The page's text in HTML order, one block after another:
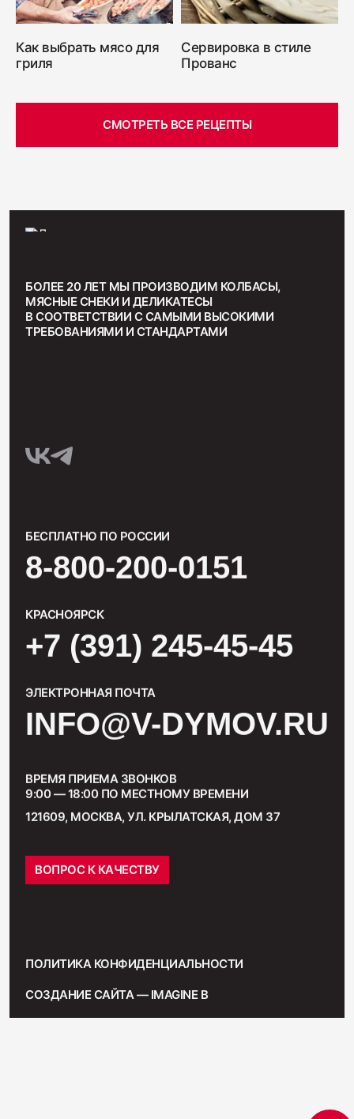
Как выбрать мясо для
гриля
Сервировка в стиле
Прованс
СМОТРЕТЬ ВСЕ РЕЦЕПТЫ
БОЛЕЕ 20 ЛЕТ МЫ ПРОИЗВОДИМ КОЛБАСЫ,
МЯСНЫЕ СНЕКИ И ДЕЛИКАТЕСЫ
В СООТВЕТСТВИИ С САМЫМИ ВЫСОКИМИ
ТРЕБОВАНИЯМИ И СТАНДАРТАМИ
БЕСПЛАТНО ПО РОССИИ
8-800-200-0151
КРАСНОЯРСК
+7 (391) 245-45-45
ЭЛЕКТРОННАЯ ПОЧТА
INFO@V-DYMOV.RU
ВРЕМЯ ПРИЕМА ЗВОНКОВ
9:00 — 18:00 ПО МЕСТНОМУ ВРЕМЕНИ
121609, МОСКВА, УЛ. КРЫЛАТСКАЯ, ДОМ 37
ВОПРОС К КАЧЕСТВУ
ПОЛИТИКА КОНФИДЕНЦИАЛЬНОСТИ
СОЗДАНИЕ САЙТА — IMAGINE B